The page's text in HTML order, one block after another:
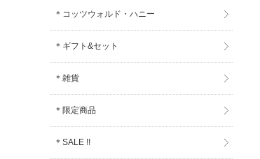
＊コッツウォルド・ハニー
＊ギフト&セット
＊雑貨
＊限定商品
＊SALE !!